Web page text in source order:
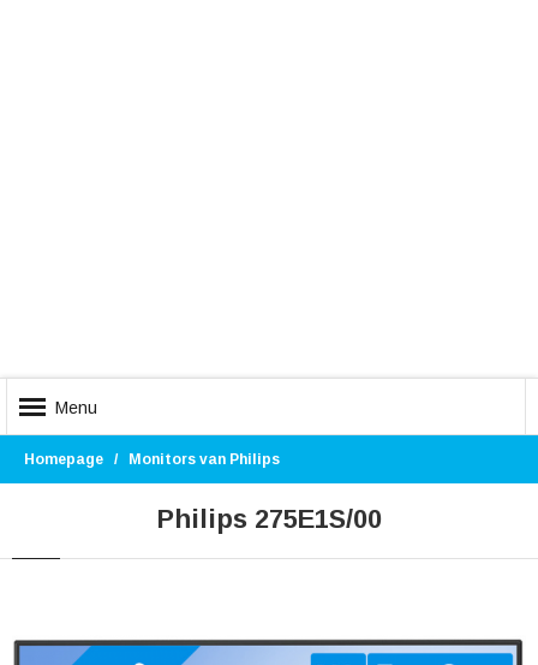
Menu
Homepage Monitors van Philips
Philips 275E1S/00